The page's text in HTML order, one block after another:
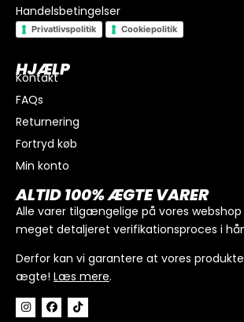
I alt
Køb for
Handelsbetingelser
Privatlivspolitik Cookiepolitik
HJÆLP
Kontakt
FAQs
Returnering
Fortryd køb
Min konto
ALTID 100% ÆGTE VARER
Alle varer tilgængelige på vores
meget detaljeret verifikationsproces i
Derfor kan vi garantere at vores
ægte! Læs mere.